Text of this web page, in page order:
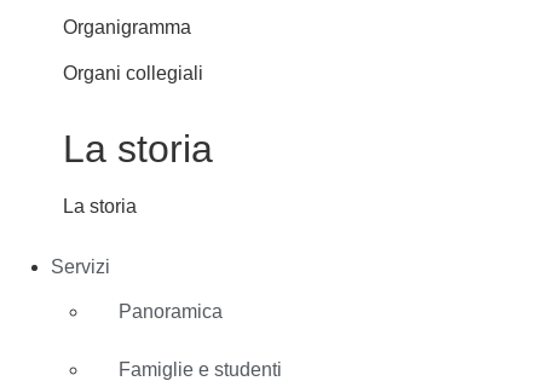
Organigramma
Organi collegiali
La storia
La storia
Servizi
Panoramica
Famiglie e studenti